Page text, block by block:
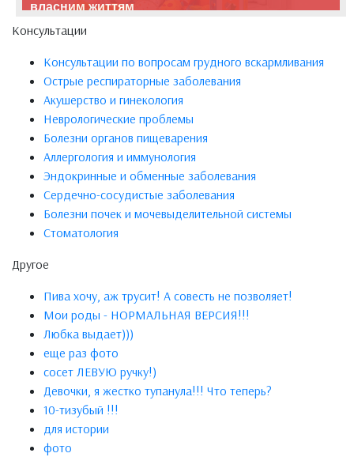
власним життям
Консультации
Консультации по вопросам грудного вскармливания
Острые респираторные заболевания
Акушерство и гинекология
Неврологические проблемы
Болезни органов пищеварения
Аллергология и иммунология
Эндокринные и обменные заболевания
Сердечно-сосудистые заболевания
Болезни почек и мочевыделительной системы
Стоматология
Другое
Пива хочу, аж трусит! А совесть не позволяет!
Мои роды - НОРМАЛЬНАЯ ВЕРСИЯ!!!
Любка выдает)))
еще раз фото
сосет ЛЕВУЮ ручку!)
Девочки, я жестко тупанула!!! Что теперь?
10-тизубый !!!
для истории
фото